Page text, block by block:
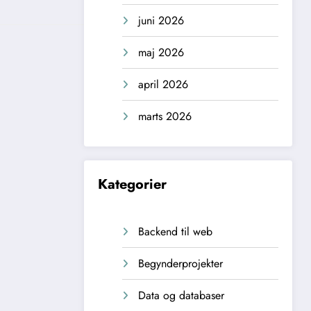
juni 2026
maj 2026
april 2026
marts 2026
Kategorier
Backend til web
Begynderprojekter
Data og databaser